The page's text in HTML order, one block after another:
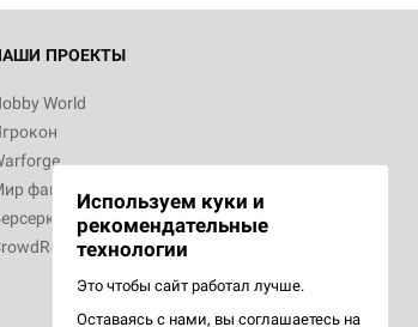
ПРОЕКТЫ
World
фантастикиИспользуем куки и
рекомендательные
технологии
Это чтобы сайт работал лучше.
Оставаясь с нами, вы соглашаетесь на